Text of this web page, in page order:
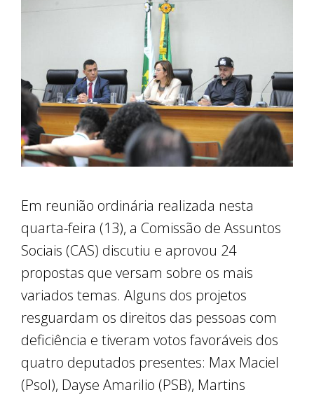
Em reunião ordinária realizada nesta
quarta-feira (13), a Comissão de Assuntos
Sociais (CAS) discutiu e aprovou 24
propostas que versam sobre os mais
variados temas. Alguns dos projetos
resguardam os direitos das pessoas com
deficiência e tiveram votos favoráveis dos
quatro deputados presentes: Max Maciel
(Psol), Dayse Amarilio (PSB), Martins